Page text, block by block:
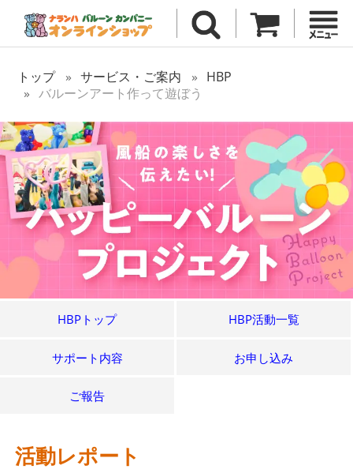
トップ サービス・ご案内
HBP
バルーンアート作って遊ぼう
HBPトップ HBP活動一覧
サポート内容 お申し込み
ご報告
活動レポート